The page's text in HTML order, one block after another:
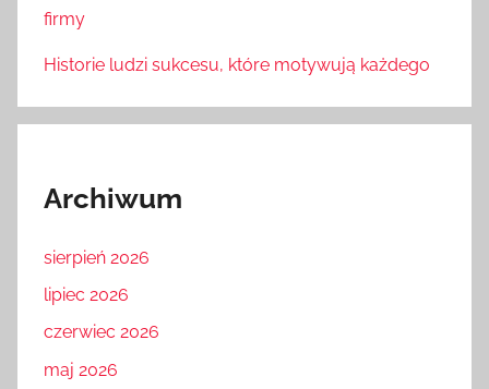
firmy
Historie ludzi sukcesu, które motywują każdego
Archiwum
sierpień 2026
lipiec 2026
czerwiec 2026
maj 2026